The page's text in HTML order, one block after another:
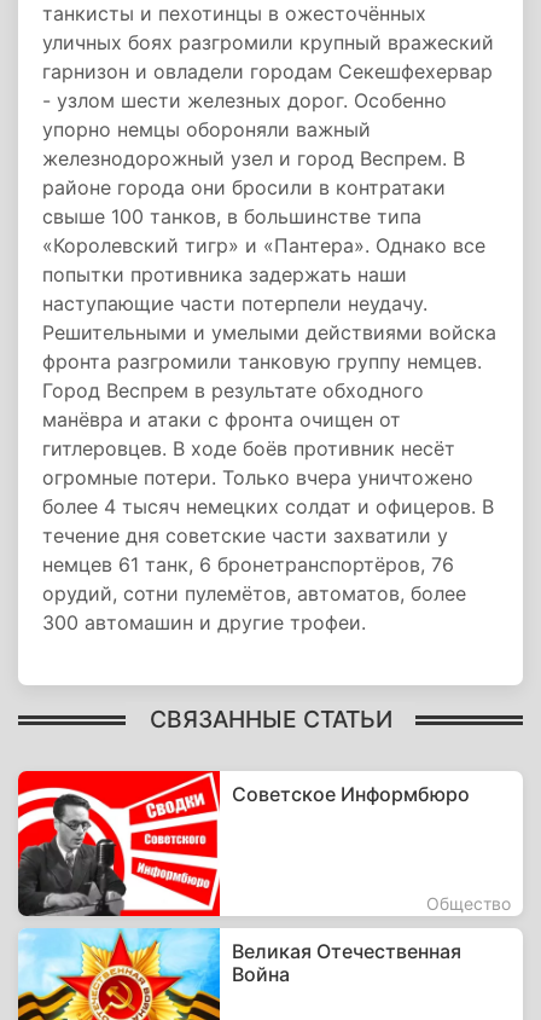
танкисты и пехотинцы в ожесточённых
уличных боях разгромили крупный вражеский
гарнизон и овладели городам Секешфехервар
- узлом шести железных дорог. Особенно
упорно немцы обороняли важный
железнодорожный узел и город Веспрем. В
районе города они бросили в контратаки
свыше 100 танков, в большинстве типа
«Королевский тигр» и «Пантера». Однако все
попытки противника задержать наши
наступающие части потерпели неудачу.
Решительными и умелыми действиями войска
фронта разгромили танковую группу немцев.
Город Веспрем в результате обходного
манёвра и атаки с фронта очищен от
гитлеровцев. В ходе боёв противник несёт
огромные потери. Только вчера уничтожено
более 4 тысяч немецких солдат и офицеров. В
течение дня советские части захватили у
немцев 61 танк, 6 бронетранспортёров, 76
орудий, сотни пулемётов, автоматов, более
300 автомашин и другие трофеи.
СВЯЗАННЫЕ СТАТЬИ
Советское Информбюро
Общество
Великая Отечественная
Война